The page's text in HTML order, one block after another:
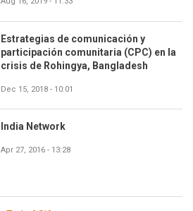
Estrategias de comunicación y
participación comunitaria (CPC) en la
crisis de Rohingya, Bangladesh
Dec 15, 2018 - 10:01
India Network
Apr 27, 2016 - 13:28